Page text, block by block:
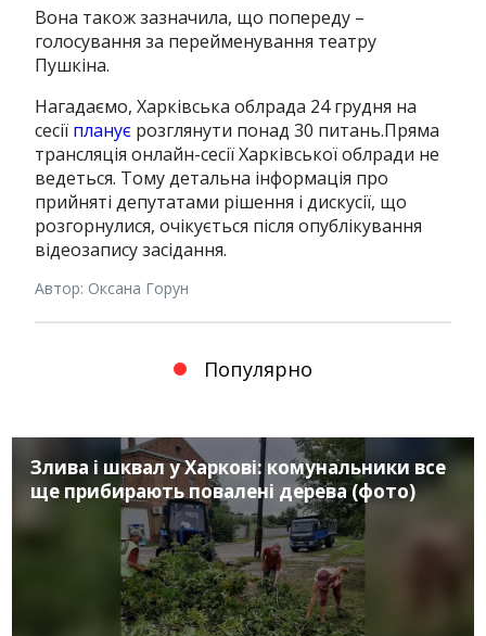
Вона також зазначила, що попереду –
голосування за перейменування театру
Пушкіна.
Нагадаємо, Харківська облрада 24 грудня на
сесії планує розглянути понад 30 питань.Пряма
трансляція онлайн-сесії Харківської облради не
ведеться. Тому детальна інформація про
прийняті депутатами рішення і дискусії, що
розгорнулися, очікується після опублікування
відеозапису засідання.
Автор: Оксана Горун
Популярно
Злива і шквал у Харкові: комунальники все
ще прибирають повалені дерева (фото)